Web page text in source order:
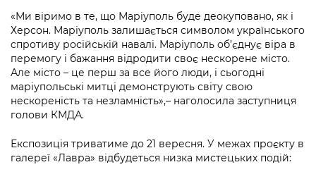
Kyiv International Relations
Річні звіти
Гендерна політика
Безбар'єрність
Київська міська військова адміністрація
Портал Захисників та Захисниць
Безбар'єрність
Портал послуг
Міський застосунок Київ Цифровий
Важливе під час воєнного стану
Уряд» – місцевий рівень»
Важливе під час воєнного стану
Про відкриті дані
Портал даних Києва
Публічні дашборди
«Ми віримо в те, що Маріуполь буде деокуповано, як і
Херсон. Маріуполь залишається символом українського
спротиву російській навалі. Маріуполь об’єднує віра в
перемогу і бажання відродити своє нескорене місто.
Але місто – це перш за все його люди, і сьогодні
маріупольські митці демонструють світу свою
нескореність та незламність»,– наголосила заступниця
голови КМДА.
Експозиція триватиме до 21 вересня. У межах проєкту в
галереї «Лавра» відбудеться низка мистецьких подій: